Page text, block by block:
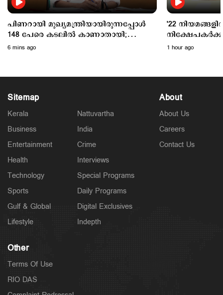
വാടക വീട്ടില്‍ ഗര്‍ഭിണി അബോധാവസ്ഥയില്‍;
ചികിത്സയിലിരിക്കെ മരണം
പിണറായി മുഖ്യമന്ത്രിയായിരുന്നപ്പോൾ
148 പേരെ കടലിൽ കാണാതായി;
ആരോപണങ്ങള്‍ക്ക് മറുപടിയുമായി
6 mins ago
'22
1 hour ago
Sitemap
Kerala
Business
Entertainment
Health
Technology
Sports
Gulf & Global
Lifestyle
Nattuvartha
India
Crime
Interviews
Special Programs
Daily Programs
Digital Exclusives
Indepth
About
About Us
Careers
Contact Us
Other
Terms Of Use
RIO DAS